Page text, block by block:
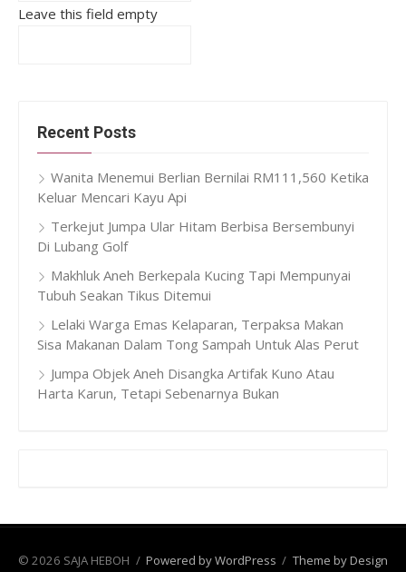
Leave this field empty
Recent Posts
Wanita Menemui Berlian Bernilai RM111,560 Ketika
Keluar Mencari Kayu Api
Terkejut Jumpa Ular Hitam Berbisa Bersembunyi
Di Lubang Golf
Makhluk Aneh Berkepala Kucing Tapi Mempunyai
Tubuh Seakan Tikus Ditemui
Lelaki Warga Emas Kelaparan, Terpaksa Makan
Sisa Makanan Dalam Tong Sampah Untuk Alas Perut
Jumpa Objek Aneh Disangka Artifak Kuno Atau
Harta Karun, Tetapi Sebenarnya Bukan
© 2026 SAJA HEBOH / Powered by WordPress / Theme by Design